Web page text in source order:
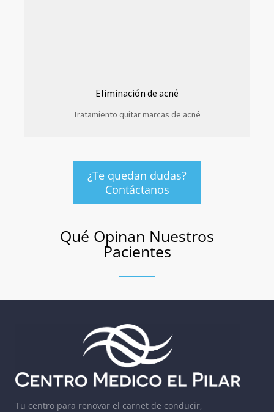
Eliminación de acné
Tratamiento quitar marcas de acné
¿Te quedan dudas?
Contáctanos
Qué Opinan Nuestros
Pacientes
Tu centro para renovar el carnet de conducir,